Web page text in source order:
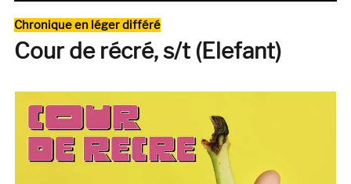
Tan
Simple
Como
Amor
(Elefant,
2003)
Catégories
Chronique en léger différé
Cour de récré, s/t (Elefant)